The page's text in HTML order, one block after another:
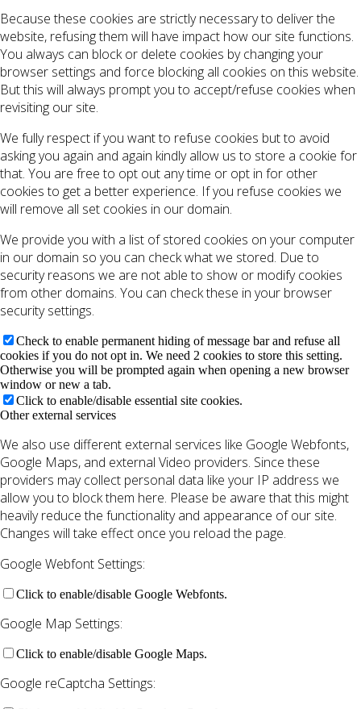
Because these cookies are strictly necessary to deliver the
website, refusing them will have impact how our site functions.
You always can block or delete cookies by changing your
browser settings and force blocking all cookies on this website.
But this will always prompt you to accept/refuse cookies when
revisiting our site.
We fully respect if you want to refuse cookies but to avoid
asking you again and again kindly allow us to store a cookie for
that. You are free to opt out any time or opt in for other
cookies to get a better experience. If you refuse cookies we
will remove all set cookies in our domain.
We provide you with a list of stored cookies on your computer
in our domain so you can check what we stored. Due to
security reasons we are not able to show or modify cookies
from other domains. You can check these in your browser
security settings.
Check to enable permanent hiding of message bar and refuse all
cookies if you do not opt in. We need 2 cookies to store this setting.
Otherwise you will be prompted again when opening a new browser
window or new a tab.
Click to enable/disable essential site cookies.
Other external services
We also use different external services like Google Webfonts,
Google Maps, and external Video providers. Since these
providers may collect personal data like your IP address we
allow you to block them here. Please be aware that this might
heavily reduce the functionality and appearance of our site.
Changes will take effect once you reload the page.
Google Webfont Settings:
Click to enable/disable Google Webfonts.
Google Map Settings:
Click to enable/disable Google Maps.
Google reCaptcha Settings: